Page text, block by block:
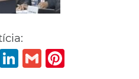
Messenger
LinkedIn
Gmail